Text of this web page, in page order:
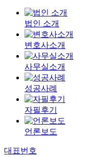
법인 소개
변호사소개
사무실소개
성공사례
자필후기
언론보도
대표번호